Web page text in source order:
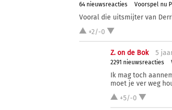
64 nieuwsreacties Voorspel nu
Vooral die uitsmijter van
+2/-0
Z. on de Bok 5 j
2291 nieuwsreacties
Ik mag toch
moet je ver weg
+5/-0